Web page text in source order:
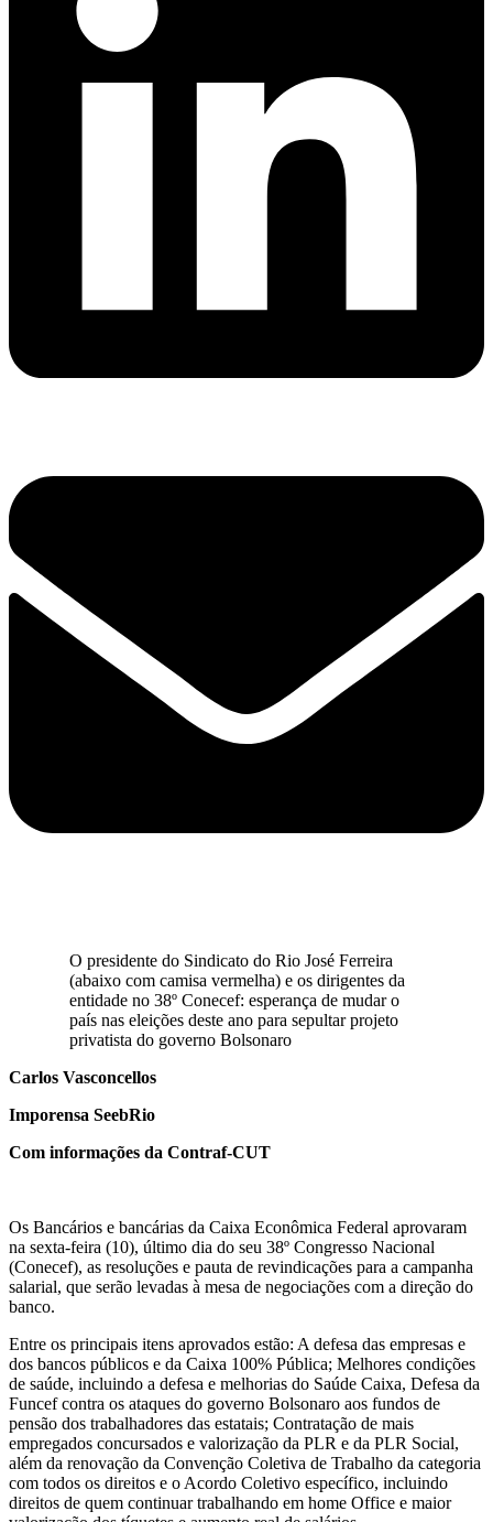
O presidente do Sindicato do Rio José Ferreira
(abaixo com camisa vermelha) e os dirigentes da
entidade no 38º Conecef: esperança de mudar o
país nas eleições deste ano para sepultar projeto
privatista do governo Bolsonaro
Carlos Vasconcellos
Imporensa SeebRio
Com informações da Contraf-CUT
Os Bancários e bancárias da Caixa Econômica Federal aprovaram
na sexta-feira (10), último dia do seu 38º Congresso Nacional
(Conecef), as resoluções e pauta de revindicações para a campanha
salarial, que serão levadas à mesa de negociações com a direção do
banco.
Entre os principais itens aprovados estão: A defesa das empresas e
dos bancos públicos e da Caixa 100% Pública; Melhores condições
de saúde, incluindo a defesa e melhorias do Saúde Caixa, Defesa da
Funcef contra os ataques do governo Bolsonaro aos fundos de
pensão dos trabalhadores das estatais; Contratação de mais
empregados concursados e valorização da PLR e da PLR Social,
além da renovação da Convenção Coletiva de Trabalho da categoria
com todos os direitos e o Acordo Coletivo específico, incluindo
direitos de quem continuar trabalhando em home Office e maior